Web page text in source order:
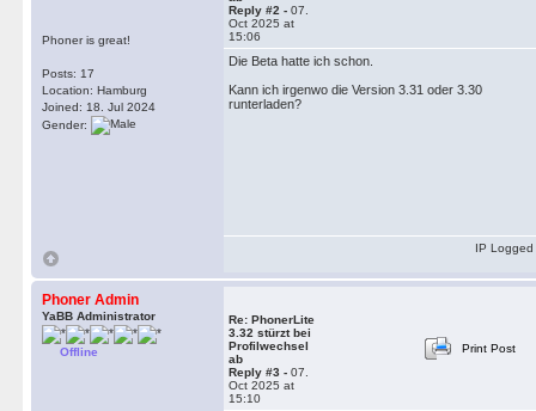
Phoner is great!
Posts: 17
Location: Hamburg
Joined: 18. Jul 2024
Gender:
Reply #2 - 07.
Oct 2025 at
15:06
Die Beta hatte ich schon.
Kann ich irgenwo die Version 3.31 oder 3.30
runterladen?
IP Logged
Phoner Admin
YaBB Administrator
Offline
Re: PhonerLite
3.32 stürzt bei
Profilwechsel
ab
Reply #3 - 07.
Oct 2025 at
15:10
Print Post